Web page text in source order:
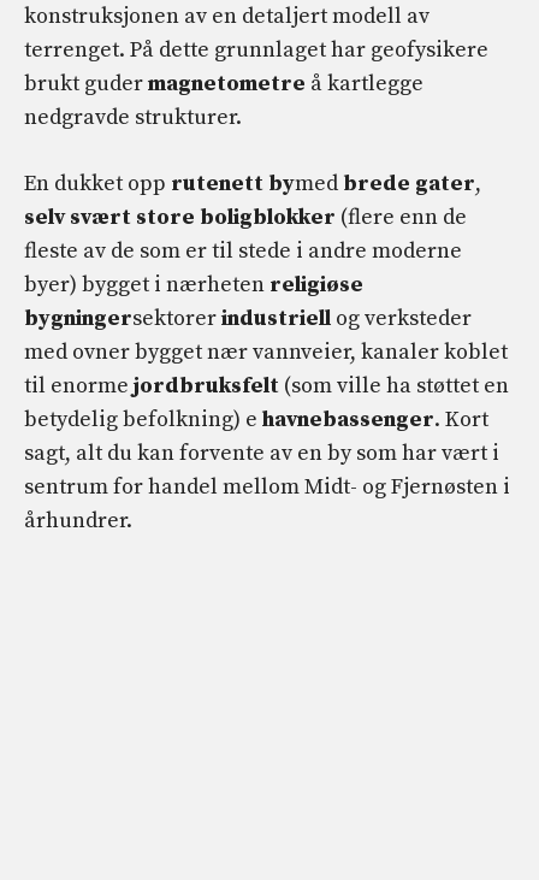
konstruksjonen av en detaljert modell av
terrenget. På dette grunnlaget har geofysikere
brukt gudermagnetometre å kartlegge
nedgravde strukturer.
En dukket opp rutenett bymed brede gater,
selv svært store boligblokker (flere enn de
fleste av de som er til stede i andre moderne
byer) bygget i nærheten religiøse
bygningersektorerindustriell og verksteder
med ovner bygget nær vannveier, kanaler koblet
til enorme jordbruksfelt (som ville ha støttet en
betydelig befolkning) e havnebassenger. Kort
sagt, alt du kan forvente av en by som har vært i
sentrum for handel mellom Midt- og Fjernøsten i
århundrer.